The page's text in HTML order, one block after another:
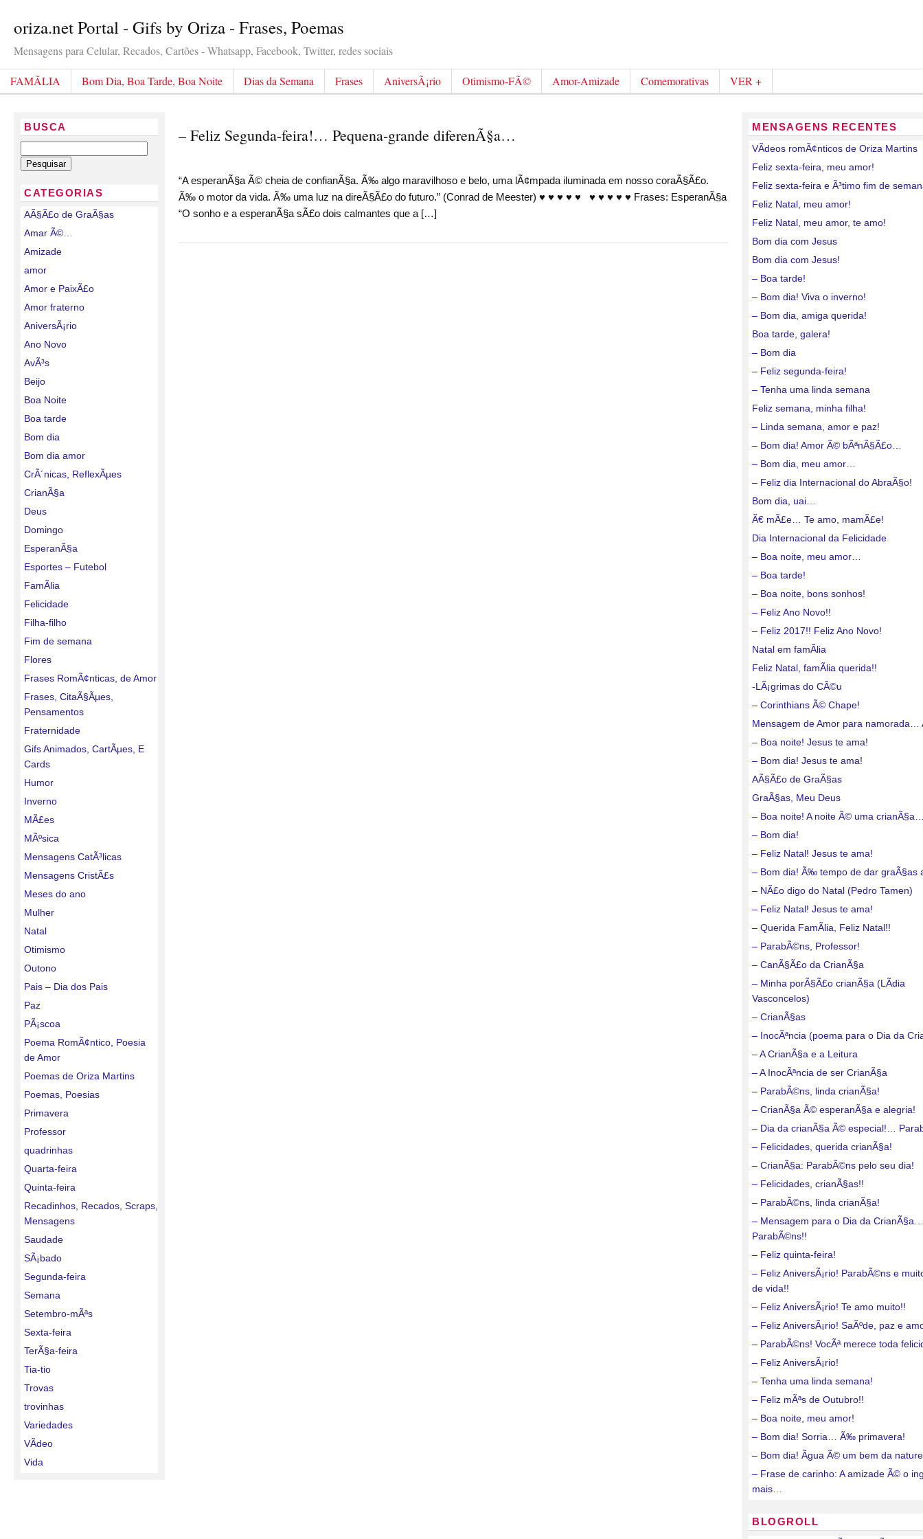
oriza.net Portal - Gifs by Oriza - Frases, Poemas
Mensagens para Celular, Recados, Cartões - Whatsapp, Facebook, Twitter, redes sociais
FAMÃLIA Bom Dia, Boa Tarde, Boa Noite Dias da Semana Frases AniversÃ¡rio Otimismo-FÃ© Amor-Amizade Comemorativas VER +
BUSCA
CATEGORIAS
AÃ§Ã£o de GraÃ§as
Amar Ã©…
Amizade
amor
Amor e PaixÃ£o
Amor fraterno
AniversÃ¡rio
Ano Novo
AvÃ³s
Beijo
Boa Noite
Boa tarde
Bom dia
Bom dia amor
CrÃ´nicas, ReflexÃµes
CrianÃ§a
Deus
Domingo
EsperanÃ§a
Esportes – Futebol
FamÃ­lia
Felicidade
Filha-filho
Fim de semana
Flores
Frases RomÃ¢nticas, de Amor
Frases, CitaÃ§Ãµes,
Pensamentos
Fraternidade
Gifs Animados, CartÃµes, E
Cards
Humor
Inverno
MÃ£es
MÃºsica
Mensagens CatÃ³licas
Mensagens CristÃ£s
Meses do ano
Mulher
Natal
Otimismo
Outono
Pais – Dia dos Pais
Paz
PÃ¡scoa
Poema RomÃ¢ntico, Poesia
de Amor
Poemas de Oriza Martins
Poemas, Poesias
Primavera
Professor
quadrinhas
Quarta-feira
Quinta-feira
Recadinhos, Recados, Scraps,
Mensagens
Saudade
SÃ¡bado
Segunda-feira
Semana
Setembro-mÃªs
Sexta-feira
TerÃ§a-feira
Tia-tio
Trovas
trovinhas
Variedades
VÃ­deo
Vida
– Feliz Segunda-feira!… Pequena-grande diferenÃ§a…
“A esperanÃ§a Ã© cheia de confianÃ§a. Ã‰ algo maravilhoso e belo, uma lÃ¢mpada iluminada em nosso coraÃ§Ã£o.
Ã‰ o motor da vida. Ã‰ uma luz na direÃ§Ã£o do futuro.” (Conrad de Meester) ♥ ♥ ♥ ♥ ♥ ♥ ♥ ♥ ♥ ♥ Frases: EsperanÃ§a
“O sonho e a esperanÃ§a sÃ£o dois calmantes que a […]
MENSAGENS RECENTES
VÃ­deos romÃ¢nticos de Oriza Martins
Feliz sexta-feira, meu amor!
Feliz sexta-feira e Ã³timo fim de
Feliz Natal, meu amor!
Feliz Natal, meu amor, te amo!
Bom dia com Jesus
Bom dia com Jesus!
– Boa tarde!
– Bom dia! Viva o inverno!
– Bom dia, amiga querida!
Boa tarde, galera!
– Bom dia
– Feliz segunda-feira!
– Tenha uma linda semana
Feliz semana, minha filha!
– Linda semana, amor e paz!
– Bom dia! Amor Ã© bÃªnÃ§Ã£o…
– Bom dia, meu amor…
– Feliz dia Internacional do AbraÃ§o!
Bom dia, uai…
Ã€ mÃ£e… Te amo, mamÃ£e!
Dia Internacional da Felicidade
– Boa noite, meu amor…
– Boa tarde!
– Boa noite, bons sonhos!
– Feliz Ano Novo!!
– Feliz 2017!! Feliz Ano Novo!
Natal em famÃ­lia
Feliz Natal, famÃ­lia querida!!
-LÃ¡grimas do CÃ©u
– Corinthians Ã© Chape!
Mensagem de Amor para namorada…
– Boa noite! Jesus te ama!
– Bom dia! Jesus te ama!
AÃ§Ã£o de GraÃ§as
GraÃ§as, Meu Deus
– Boa noite! A noite Ã© uma
– Bom dia!
– Feliz Natal! Jesus te ama!
– Bom dia! Ã‰ tempo de dar graÃ§as
– NÃ£o digo do Natal (Pedro Tamen)
– Feliz Natal! Jesus te ama!
– Querida FamÃ­lia, Feliz Natal!!
– ParabÃ©ns, Professor!
– CanÃ§Ã£o da CrianÃ§a
– Minha porÃ§Ã£o crianÃ§a (LÃ­dia
Vasconcelos)
– CrianÃ§as
– InocÃªncia (poema para o Dia da
– A CrianÃ§a e a Leitura
– A InocÃªncia de ser CrianÃ§a
– ParabÃ©ns, linda crianÃ§a!
– CrianÃ§a Ã© esperanÃ§a e alegria!
– Dia da crianÃ§a Ã© especial!…
– Felicidades, querida crianÃ§a!
– CrianÃ§a: ParabÃ©ns pelo seu dia!
– Felicidades, crianÃ§as!!
– ParabÃ©ns, linda crianÃ§a!
– Mensagem para o Dia da CrianÃ§a…
ParabÃ©ns!!
– Feliz quinta-feira!
– Feliz AniversÃ¡rio! ParabÃ©ns e
de vida!!
– Feliz AniversÃ¡rio! Te amo muito!!
– Feliz AniversÃ¡rio! SaÃºde, paz e
– ParabÃ©ns! VocÃª merece toda
– Feliz AniversÃ¡rio!
– Tenha uma linda semana!
– Feliz mÃªs de Outubro!!
– Boa noite, meu amor!
– Bom dia! Sorria… Ã‰ primavera!
– Bom dia! Ãgua Ã© um bem da
– Frase de carinho: A amizade Ã© o
mais…
BLOGROLL